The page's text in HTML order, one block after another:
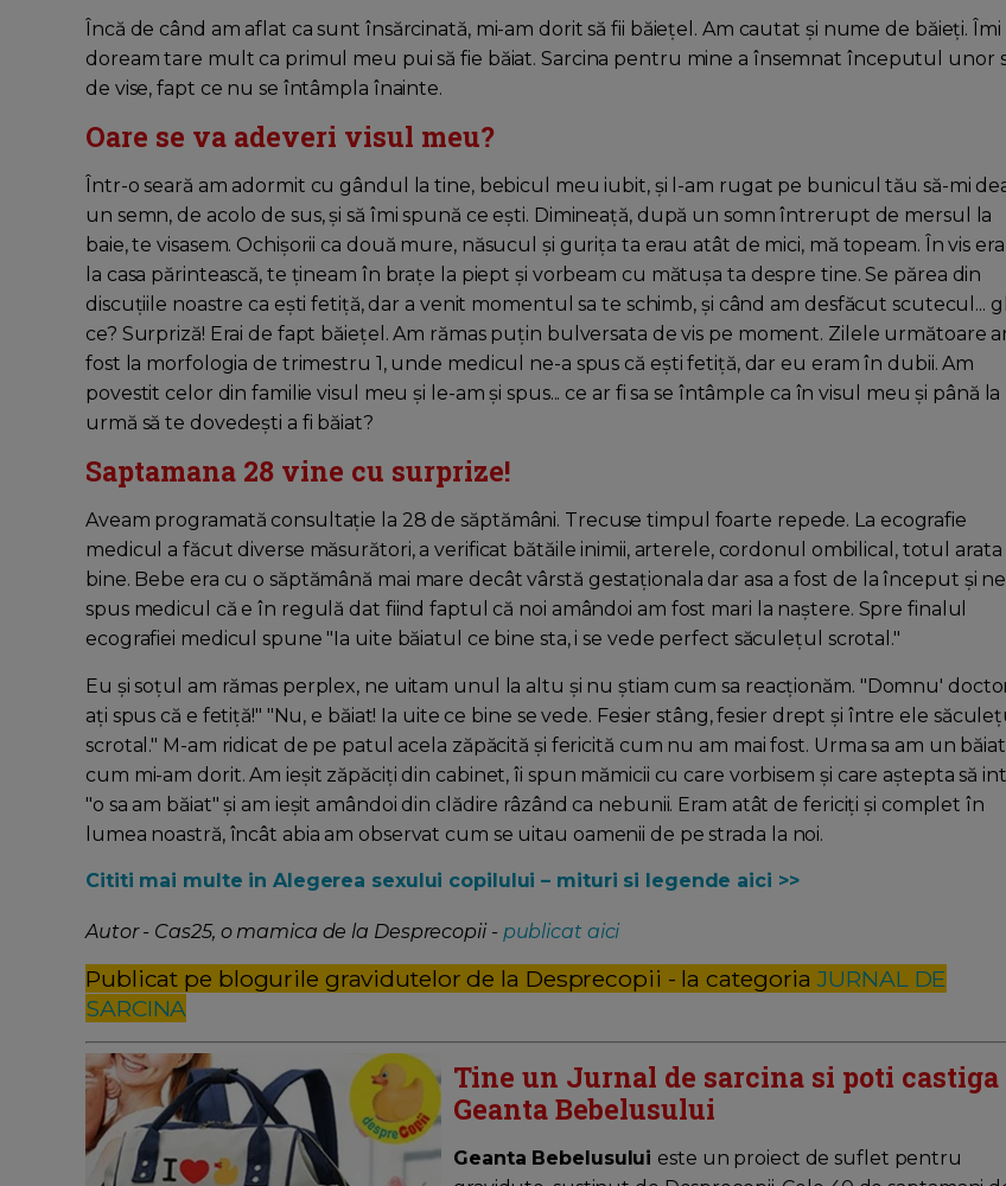
Încă de când am aflat ca sunt însărcinată, mi-am dorit să fii băiețel. Am cautat și nume de băieți. Îmi
doream tare mult ca primul meu pui să fie băiat. Sarcina pentru mine a însemnat începutul unor
de vise, fapt ce nu se întâmpla înainte.
Oare se va adeveri visul meu?
Într-o seară am adormit cu gândul la tine, bebicul meu iubit, și l-am rugat pe bunicul tău să-mi
un semn, de acolo de sus, și să îmi spună ce ești. Dimineață, după un somn întrerupt de mersul la
baie, te visasem. Ochișorii ca două mure, năsucul și gurița ta erau atât de mici, mă topeam. În vis
la casa părintească, te țineam în brațe la piept și vorbeam cu mătușa ta despre tine. Se părea din
discuțiile noastre ca ești fetiță, dar a venit momentul sa te schimb, și când am desfăcut scutecul...
ce? Surpriză! Erai de fapt băiețel. Am rămas puțin bulversata de vis pe moment. Zilele următoare
fost la morfologia de trimestru 1, unde medicul ne-a spus că ești fetiță, dar eu eram în dubii. Am
povestit celor din familie visul meu și le-am și spus... ce ar fi sa se întâmple ca în visul meu și până la
urmă să te dovedești a fi băiat?
Saptamana 28 vine cu surprize!
Aveam programată consultație la 28 de săptămâni. Trecuse timpul foarte repede. La ecografie
medicul a făcut diverse măsurători, a verificat bătăile inimii, arterele, cordonul ombilical, totul arata
bine. Bebe era cu o săptămână mai mare decât vârstă gestaționala dar asa a fost de la început și
spus medicul că e în regulă dat fiind faptul că noi amândoi am fost mari la naștere. Spre finalul
ecografiei medicul spune "Ia uite băiatul ce bine sta, i se vede perfect săculețul scrotal."
Eu și soțul am rămas perplex, ne uitam unul la altu și nu știam cum sa reacționăm. "Domnu'
ați spus că e fetiță!" "Nu, e băiat! Ia uite ce bine se vede. Fesier stâng, fesier drept și între ele
scrotal." M-am ridicat de pe patul acela zăpăcită și fericită cum nu am mai fost. Urma sa am un
cum mi-am dorit. Am ieșit zăpăciți din cabinet, îi spun mămicii cu care vorbisem și care aștepta să
"o sa am băiat" și am ieșit amândoi din clădire râzând ca nebunii. Eram atât de fericiți și complet în
lumea noastră, încât abia am observat cum se uitau oamenii de pe strada la noi.
Cititi mai multe in Alegerea sexului copilului – mituri si legende aici >>
Autor - Cas25, o mamica de la Desprecopii - publicat aici
Publicat pe blogurile gravidutelor de la Desprecopii - la categoriaJURNAL DE
SARCINA
Tine un Jurnal de sarcina si poti castiga
Geanta Bebelusului
Geanta Bebelusului este un proiect de suflet pentru